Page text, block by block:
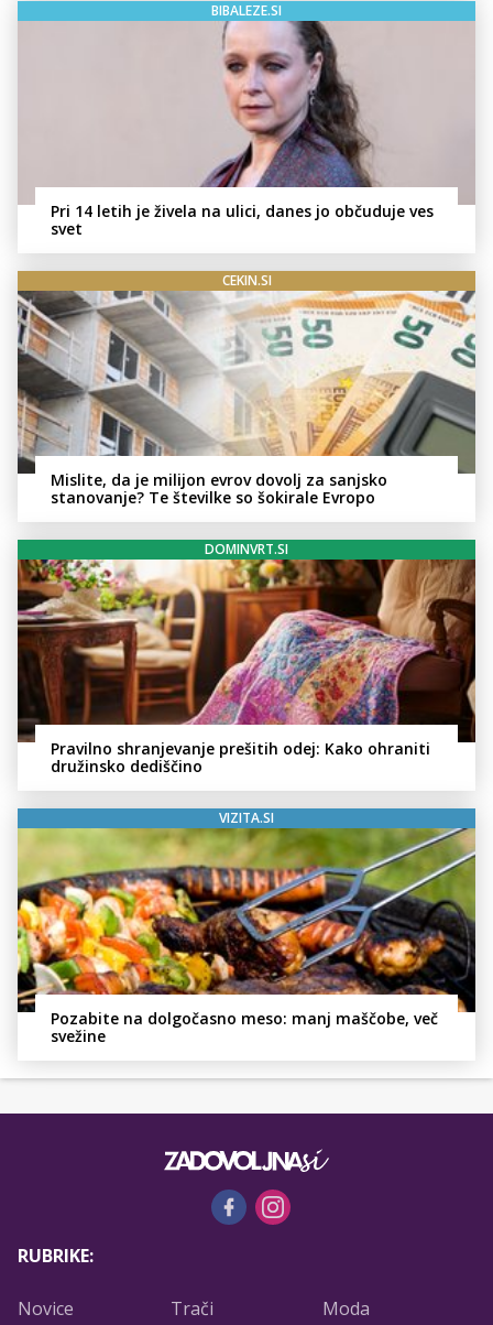
BIBALEZE.SI
Pri 14 letih je živela na ulici, danes jo občuduje ves
svet
CEKIN.SI
Mislite, da je milijon evrov dovolj za sanjsko
stanovanje? Te številke so šokirale Evropo
DOMINVRT.SI
Pravilno shranjevanje prešitih odej: Kako ohraniti
družinsko dediščino
VIZITA.SI
Pozabite na dolgočasno meso: manj maščobe, več
svežine
RUBRIKE:
Novice Trači Moda